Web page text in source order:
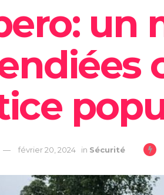
un
février 20, 2024 in Sécurité